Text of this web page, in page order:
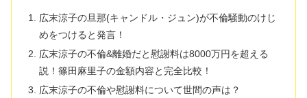
広末涼子の旦那(キャンドル・ジュン)が不倫騒動のけじ
めをつけると発言！
広末涼子の不倫&離婚だと慰謝料は8000万円を超える
説！篠田麻里子の金額内容と完全比較！
広末涼子の不倫や慰謝料について世間の声は？